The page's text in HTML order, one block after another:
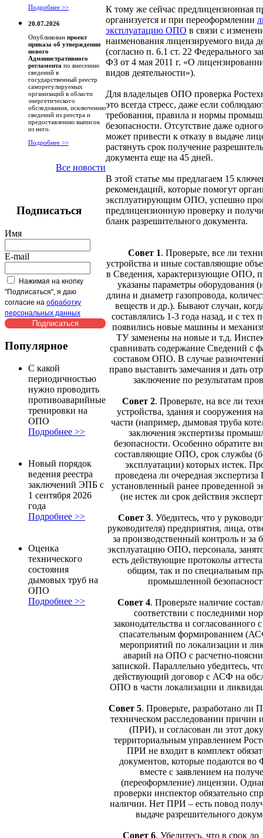
Подробнее >>
20.07.2026
Опубликован проект
приказа об утверждении
нового
Административного
регламента по внесению
сведений в
государственный реестр
саморегулируемых
организаций в области
энергетического
обследования, исключению
сведений из реестра и
предоставлению выписок
из него.
Подробнее >>
Все новости
Подписаться
Имя
E-mail
Нажимая на кнопку
"Подписаться", я даю
согласие на обработку
персональных данных
Популярное
С какой
периодичностью
нужно проводить
противоаварийные
тренировки на
ОПО
Подробнее >>
Новый порядок
ведения реестра
заключений ЭПБ с
1 сентября 2026
года
Подробнее >>
Оценка
технического
состояния
дымовых труб на
ОПО
Подробнее >>
К тому же сейчас предлицензионная
организуется и при переоформлении
эксплуатацию ОПО в связи с
наименования лицензируемого вида
(согласно п. 6.1 ст. 22 Федерального
ФЗ от 4 мая 2011 г. «О
видов деятельности»).
Для владельцев ОПО проверка
это всегда стресс, даже если
требования, правила и нормы
безопасности. Отсутствие даже
может привести к отказу в выдаче
растянуть срок получение
документа еще на 45 дней.
В этой статье мы предлагаем 15
рекомендаций, которые помогут
эксплуатирующим ОПО, успешно
предлицензионную проверку и
бланк разрешительного документа.
Совет 1. Проверьте, все ли
устройства и иные составляющие
в Сведения, характеризующие ОПО,
указаны параметры оборудования
длина и диаметр газопровода,
веществ и др.). Бывают случаи,
составлялись 1-3 года назад, и с
появились новые машины и
ТУ заменены на новые и т.д.
сравнивать содержание Сведений с
составом ОПО. В случае
право выставить замечания и дать
заключение по результатам
Совет 2. Проверьте, на все ли
устройства, здания и сооружения
части (например, дымовая труба
заключения экспертизы
безопасности. Особенно обратите
составляющие ОПО, срок службы
эксплуатации) которых истек.
проведена ли очередная
установленный ранее проведенной
(не истек ли срок действия
Совет 3. Убедитесь, что у
руководителя) предприятия, лица,
за производственный контроль и за
эксплуатацию ОПО, персонала,
есть действующие протоколы
общим, так и по специальным
промышленной
Совет 4. Проверьте наличие
соответствии с последними
законодательства и согласованного
спасательным формированием
мероприятий по локализации и
аварий на ОПО с расчетно-
запиской. Параллельно убедитесь,
действующий договор с АСФ на
ОПО в части локализации и
Совет 5. Проверьте, разработано ли
техническом расследовании причин
(ПРИ), и согласован ли этот
территориальным управлением
ПРИ не входит в комплект
документов, которые подаются
вместе с заявлением на
(переоформление) лицензии.
проверки инспектор обязательно
наличии. Нет ПРИ – есть повод
выдаче разрешительного
Совет 6. Убедитесь, что в срок до